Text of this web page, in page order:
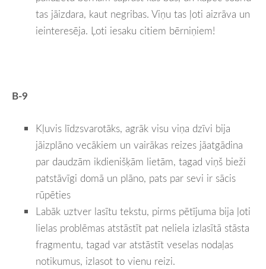
tas jāizdara, kaut negribas. Viņu tas ļoti aizrāva un
ieinteresēja. Ļoti iesaku citiem bērniņiem!
B-9
Kļuvis līdzsvarotāks, agrāk visu viņa dzīvi bija
jāizplāno vecākiem un vairākas reizes jāatgādina
par daudzām ikdienišķām lietām, tagad viņš bieži
patstāvīgi domā un plāno, pats par sevi ir sācis
rūpēties
Labāk uztver lasītu tekstu, pirms pētījuma bija ļoti
lielas problēmas atstāstīt pat neliela izlasītā stāsta
fragmentu, tagad var atstāstīt veselas nodaļas
notikumus, izlasot to vienu reizi.